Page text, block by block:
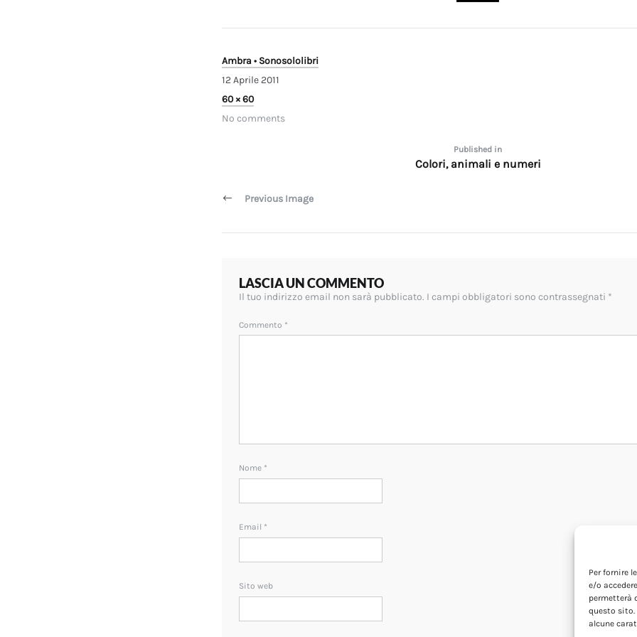
Per fornire
e/o
permetterà
questo sito.
alcune
Ambra • Sonosololibri
12 Aprile 2011
Full
size
60 × 60
No comments
articoli
Published in
Colori, animali e numeri
Previous Image
LASCIA UN COMMENTO
Il tuo indirizzo email non sarà pubblicato. I campi obbligatori sono contrassegnati *
Commento *
Nome *
Email *
Sito web